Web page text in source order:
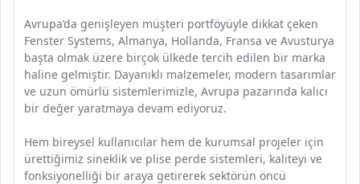
Avrupa’da genişleyen müşteri portföyüyle dikkat çeken
Fenster Systems, Almanya, Hollanda, Fransa ve Avusturya
başta olmak üzere birçok ülkede tercih edilen bir marka
haline gelmiştir. Dayanıklı malzemeler, modern tasarımlar
ve uzun ömürlü sistemlerimizle, Avrupa pazarında kalıcı
bir değer yaratmaya devam ediyoruz.
Hem bireysel kullanıcılar hem de kurumsal projeler için
ürettiğimiz sineklik ve plise perde sistemleri, kaliteyi ve
fonksiyonelliği bir araya getirerek sektörün öncü